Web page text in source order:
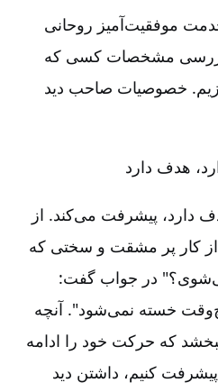
موفقیت‌آمیز روحانی
بررسی مشخصات کسی که
خصوصیات صاحب دید
هدف دارد
پیشرفت می‌کند. از
از کار پر مشقت و سختی که
در جواب گفت‌‌:
خسته نمی‌شود". آنچه
که حرکت خود را ادامه
کنیم‌، داشتن دید